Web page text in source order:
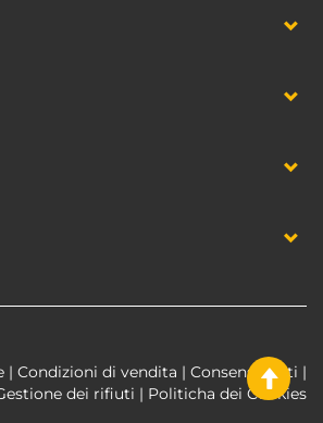
| Condizioni di vendita | Consenso dati |
dei rifiuti | Politicha dei Cookies